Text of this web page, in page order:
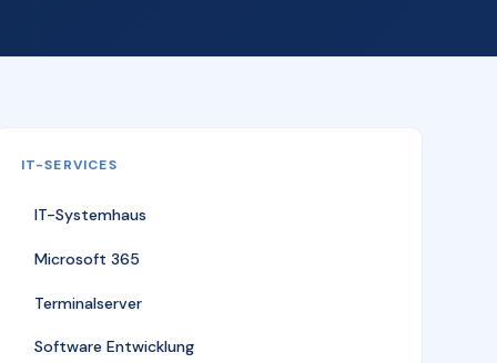
IT-SERVICES
IT-Systemhaus
Microsoft 365
Terminalserver
Software Entwicklung